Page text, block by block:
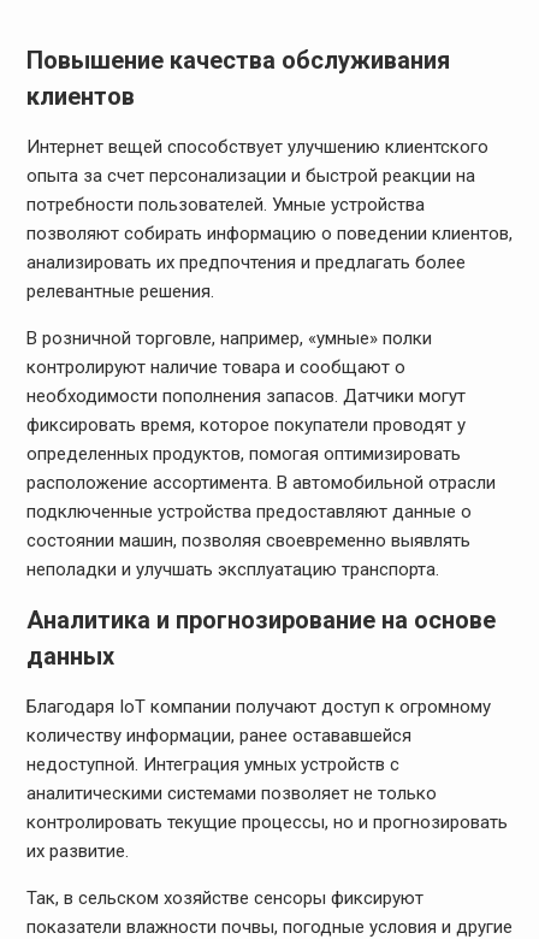
Повышение качества обслуживания
клиентов
Интернет вещей способствует улучшению клиентского
опыта за счет персонализации и быстрой реакции на
потребности пользователей. Умные устройства
позволяют собирать информацию о поведении клиентов,
анализировать их предпочтения и предлагать более
релевантные решения.
В розничной торговле, например, «умные» полки
контролируют наличие товара и сообщают о
необходимости пополнения запасов. Датчики могут
фиксировать время, которое покупатели проводят у
определенных продуктов, помогая оптимизировать
расположение ассортимента. В автомобильной отрасли
подключенные устройства предоставляют данные о
состоянии машин, позволяя своевременно выявлять
неполадки и улучшать эксплуатацию транспорта.
Аналитика и прогнозирование на основе
данных
Благодаря IoT компании получают доступ к огромному
количеству информации, ранее остававшейся
недоступной. Интеграция умных устройств с
аналитическими системами позволяет не только
контролировать текущие процессы, но и прогнозировать
их развитие.
Так, в сельском хозяйстве сенсоры фиксируют
показатели влажности почвы, погодные условия и другие